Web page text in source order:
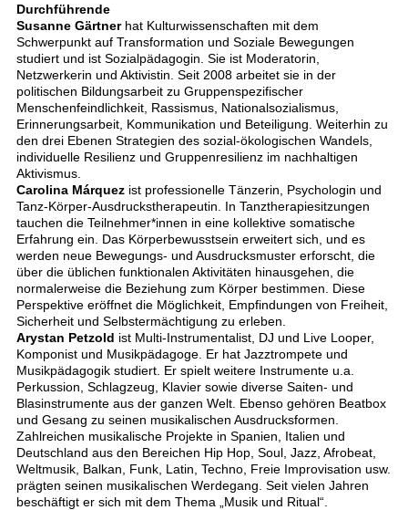
Durchführende
Susanne Gärtnerhat Kulturwissenschaften mit dem
Schwerpunkt auf Transformation und Soziale Bewegungen
studiert und ist Sozialpädagogin. Sie ist Moderatorin,
Netzwerkerin und Aktivistin. Seit 2008 arbeitet sie in der
politischen Bildungsarbeit zu Gruppenspezifischer
Menschenfeindlichkeit, Rassismus, Nationalsozialismus,
Erinnerungsarbeit, Kommunikation und Beteiligung. Weiterhin zu
den drei Ebenen Strategien des sozial-ökologischen Wandels,
individuelle Resilienz und Gruppenresilienz im nachhaltigen
Aktivismus.
Carolina Márquezist professionelle Tänzerin, Psychologin und
Tanz-Körper-Ausdruckstherapeutin. In Tanztherapiesitzungen
tauchen die Teilnehmer*innen in eine kollektive somatische
Erfahrung ein. Das Körperbewusstsein erweitert sich, und es
werden neue Bewegungs- und Ausdrucksmuster erforscht, die
über die üblichen funktionalen Aktivitäten hinausgehen, die
normalerweise die Beziehung zum Körper bestimmen. Diese
Perspektive eröffnet die Möglichkeit, Empfindungen von Freiheit,
Sicherheit und Selbstermächtigung zu erleben.
Arystan Petzold ist Multi-Instrumentalist, DJ und Live Looper,
Komponist und Musikpädagoge. Er hat Jazztrompete und
Musikpädagogik studiert. Er spielt weitere Instrumente u.a.
Perkussion, Schlagzeug, Klavier sowie diverse Saiten- und
Blasinstrumente aus der ganzen Welt. Ebenso gehören Beatbox
und Gesang zu seinen musikalischen Ausdrucksformen.
Zahlreichen musikalische Projekte in Spanien, Italien und
Deutschland aus den Bereichen Hip Hop, Soul, Jazz, Afrobeat,
Weltmusik, Balkan, Funk, Latin, Techno, Freie Improvisation usw.
prägten seinen musikalischen Werdegang. Seit vielen Jahren
beschäftigt er sich mit dem Thema „Musik und Ritual“.